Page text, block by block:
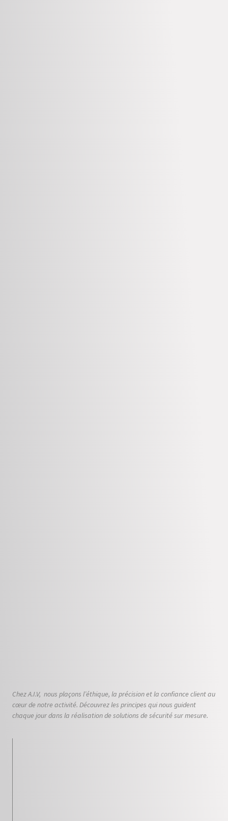
Chez A.I.V, nous plaçons l’éthique, la précision et la confiance client au
cœur de notre activité. Découvrez les principes qui nous guident
chaque jour dans la réalisation de solutions de sécurité sur mesure.